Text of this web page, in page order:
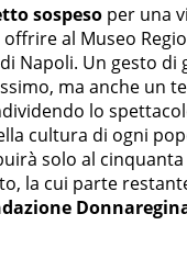
sospeso per una
al Museo
Napoli. Un gesto di
ma anche un
lo
cultura di ogni
solo al
la cui parte